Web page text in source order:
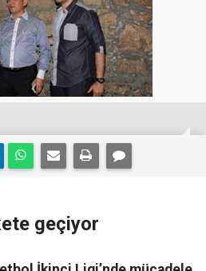
geçiyor